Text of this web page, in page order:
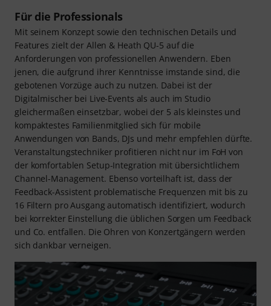
Für die Professionals
Mit seinem Konzept sowie den technischen Details und
Features zielt der Allen & Heath QU-5 auf die
Anforderungen von professionellen Anwendern. Eben
jenen, die aufgrund ihrer Kenntnisse imstande sind, die
gebotenen Vorzüge auch zu nutzen. Dabei ist der
Digitalmischer bei Live-Events als auch im Studio
gleichermaßen einsetzbar, wobei der 5 als kleinstes und
kompaktestes Familienmitglied sich für mobile
Anwendungen von Bands, DJs und mehr empfehlen dürfte.
Veranstaltungstechniker profitieren nicht nur im FoH von
der komfortablen Setup-Integration mit übersichtlichem
Channel-Management. Ebenso vorteilhaft ist, dass der
Feedback-Assistent problematische Frequenzen mit bis zu
16 Filtern pro Ausgang automatisch identifiziert, wodurch
bei korrekter Einstellung die üblichen Sorgen um Feedback
und Co. entfallen. Die Ohren von Konzertgängern werden
sich dankbar verneigen.